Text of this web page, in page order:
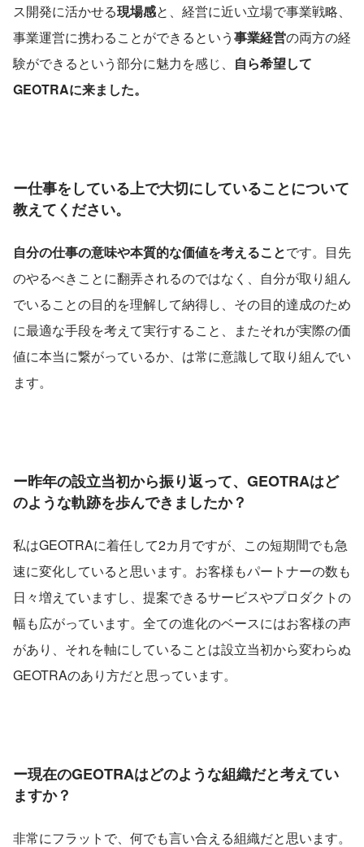
ス開発に活かせる現場感と、経営に近い立場で事業戦略、
事業運営に携わることができるという事業経営の両方の経
験ができるという部分に魅力を感じ、 自ら希望して
GEOTRAに来ました。
ー仕事をしている上で大切にしていることについて
教えてください。
自分の仕事の意味や本質的な価値を考えることです。目先
のやるべきことに翻弄されるのではなく、自分が取り組ん
でいることの目的を理解して納得し、その目的達成のため
に最適な手段を考えて実行すること、またそれが実際の価
値に本当に繋がっているか、は常に意識して取り組んでい
ます。
ー昨年の設立当初から振り返って、GEOTRAはど
のような軌跡を歩んできましたか？
私はGEOTRAに着任して2カ月ですが、この短期間でも急
速に変化していると思います。お客様もパートナーの数も
日々増えていますし、提案できるサービスやプロダクトの
幅も広がっています。全ての進化のベースにはお客様の声
があり、それを軸にしていることは設立当初から変わらぬ
GEOTRAのあり方だと思っています。
ー現在のGEOTRAはどのような組織だと考えてい
ますか？
非常にフラットで、何でも言い合える組織だと思います。